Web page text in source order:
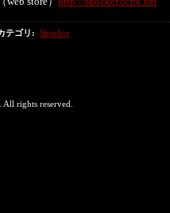
テゴリ : Shocker
rights reserved.